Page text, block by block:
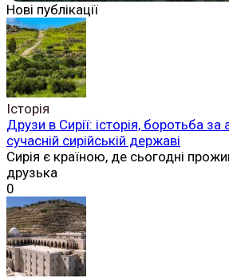
Нові публікації
Історія
Друзи в Сирії: історія, боротьба
сучасній сирійській державі
Сирія є країною, де сьогодні
друзька
0